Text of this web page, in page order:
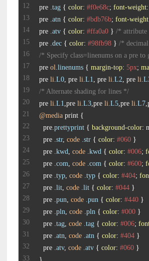
pre .tag { color: #f0e68c; font-weight
pre .atn { color: #bdb76b; font-weight
pre .atv { color: #ffa0a0 } /* attribute
pre .dec { color: #98fb98 } /*
/* Specify class=linenums on a pre
pre ol.linenums { margin-top: 5px;
pre li.L0, pre li.L1, pre li.L2, pre li
/* Alternate shading for lines */
pre li.L1,pre li.L3,pre li.L5,pre li.L7
@media
  pre
.prettyprint { background-color
  pre
.str, code .str { color: #060
  pre
.kwd, code .kwd { color: #006;
  pre
.com, code .com { color: #600;
  pre
.typ, code .typ { color: #404;
  pre
.lit, code .lit { color: #044
  pre
.pun, code .pun { color: #440
  pre
.pln, code .pln { color: #000
  pre
.tag, code .tag { color: #006;
  pre
.atn, code .atn { color: #404
  pre
.atv, code .atv { color: #060